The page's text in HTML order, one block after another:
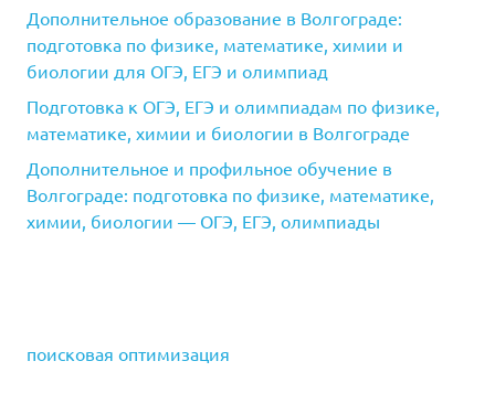
Дополнительное образование в Волгограде:
подготовка по физике, математике, химии и
биологии для ОГЭ, ЕГЭ и олимпиад
Подготовка к ОГЭ, ЕГЭ и олимпиадам по физике,
математике, химии и биологии в Волгограде
Дополнительное и профильное обучение в
Волгограде: подготовка по физике, математике,
химии, биологии — ОГЭ, ЕГЭ, олимпиады
поисковая оптимизация